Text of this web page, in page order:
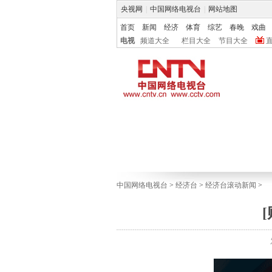
央视网 中国网络电视台 网站地图
首页 新闻 经济 体育 综艺 春晚
戏曲
电视
频道大全 栏目大全 节目大全
中国网络电视台 > 经济台 > 经济台滚动新闻 >
[